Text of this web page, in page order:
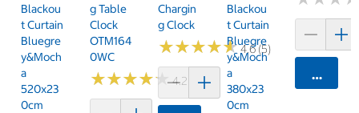
Blackou
T Curtain
Bluegre
Y&Moch
A
520x23
0cm
G Table
Clock
OTM164
0WC
★★★★★
★★★★★4.2 (20)
Chargin
G Clock
★★★★★
★★★★★4.6 (5)
Blackou
T Curtain
Bluegre
Y&Moch
A
380x23
0cm
카트에